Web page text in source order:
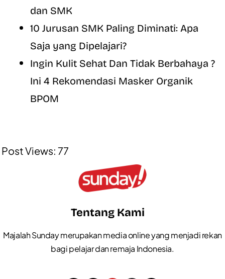
dan SMK
10 Jurusan SMK Paling Diminati: Apa
Saja yang Dipelajari?
Ingin Kulit Sehat Dan Tidak Berbahaya ?
Ini 4 Rekomendasi Masker Organik
BPOM
Post Views: 77
Tentang Kami
Majalah Sunday merupakan media online yang menjadi rekan
bagi pelajar dan remaja Indonesia.